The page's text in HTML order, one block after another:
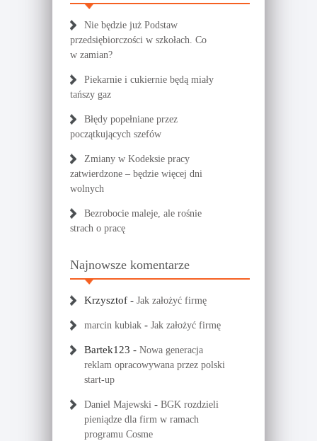
Nie będzie już Podstaw
przedsiębiorczości w szkołach. Co
w zamian?
Piekarnie i cukiernie będą miały
tańszy gaz
Błędy popełniane przez
początkujących szefów
Zmiany w Kodeksie pracy
zatwierdzone – będzie więcej dni
wolnych
Bezrobocie maleje, ale rośnie
strach o pracę
Najnowsze komentarze
Krzysztof - Jak założyć firmę
marcin kubiak - Jak założyć firmę
Bartek123 - Nowa generacja
reklam opracowywana przez polski
start-up
Daniel Majewski - BGK rozdzieli
pieniądze dla firm w ramach
programu Cosme